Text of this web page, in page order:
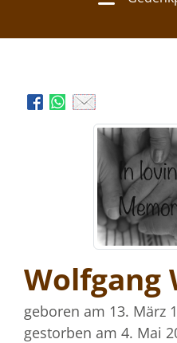
Wolfgang
geboren am 13. März
gestorben am 4. Mai